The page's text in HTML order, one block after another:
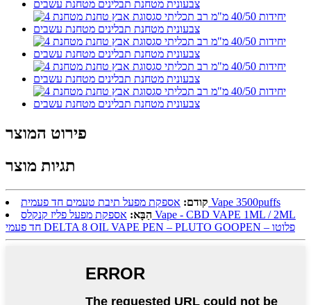
פירוט המוצר
תגיות מוצר
קודם: אספקת מפעל תיבת טעמים חד פעמית Vape 3500puffs
הַבָּא: אספקת מפעל פליז קנקלס Vape - CBD VAPE 1ML / 2ML
חד פעמי DELTA 8 OIL VAPE PEN – PLUTO GOOPEN – פלוטו